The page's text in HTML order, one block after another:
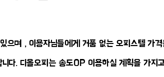
으며 , 이용자님들에게 거품 없는 오피스텔 가
다. 디올오피는 송도OP 이용하실 계획을 가지